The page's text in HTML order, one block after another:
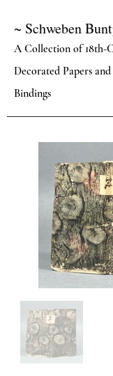
~ Schweben
A Collection of 18th-
Decorated Papers
Bindings